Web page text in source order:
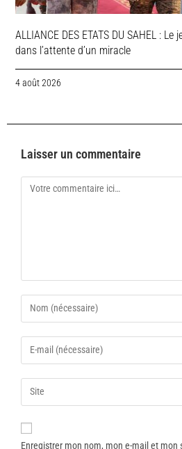
ALLIANCE DES ETATS DU SAHEL :
dans l’attente d’un miracle
4 août 2026
Laisser un commentaire
Enregistrer mon nom, mon e-mail et